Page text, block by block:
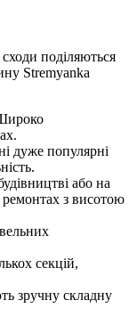
поділяються
Stremyanka
дуже популярні
або на
з висотою
секцій,
зручну складну